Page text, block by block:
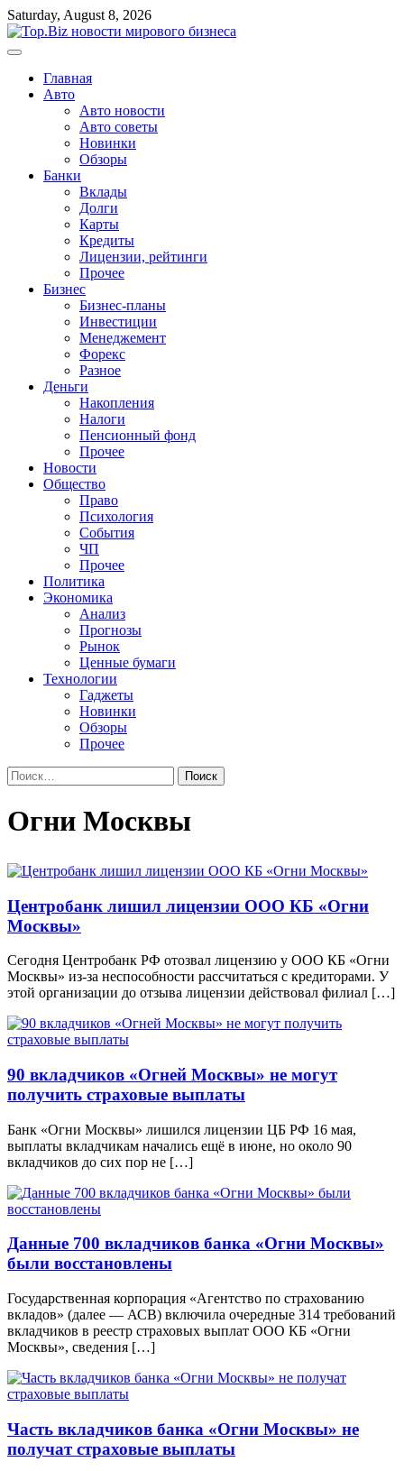
Перейти
к
содержимому
Saturday, August 8, 2026
Главная
Авто
Авто новости
Авто советы
Новинки
Обзоры
Банки
Вклады
Долги
Карты
Кредиты
Лицензии, рейтинги
Прочее
Бизнес
Бизнес-планы
Инвестиции
Менеджемент
Форекс
Разное
Деньги
Накопления
Налоги
Пенсионный фонд
Прочее
Новости
Общество
Право
Психология
События
ЧП
Прочее
Политика
Экономика
Анализ
Прогнозы
Рынок
Ценные бумаги
Технологии
Гаджеты
Новинки
Обзоры
Прочее
Найти:
Огни Москвы
Центробанк лишил лицензии ООО КБ «Огни
Москвы»
Сегодня Центробанк РФ отозвал лицензию у ООО КБ «Огни
Москвы» из-за неспособности рассчитаться с кредиторами. У
этой организации до отзыва лицензии действовал филиал […]
90 вкладчиков «Огней Москвы» не могут
получить страховые выплаты
Банк «Огни Москвы» лишился лицензии ЦБ РФ 16 мая,
выплаты вкладчикам начались ещё в июне, но около 90
вкладчиков до сих пор не […]
Данные 700 вкладчиков банка «Огни Москвы»
были восстановлены
Государственная корпорация «Агентство по страхованию
вкладов» (далее — АСВ) включила очередные 314 требований
вкладчиков в реестр страховых выплат ООО КБ «Огни
Москвы», сведения […]
Часть вкладчиков банка «Огни Москвы» не
получат страховые выплаты